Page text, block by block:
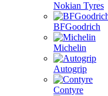
Nokian Tyres
BFGoodrich
Michelin
Autogrip
Contyre